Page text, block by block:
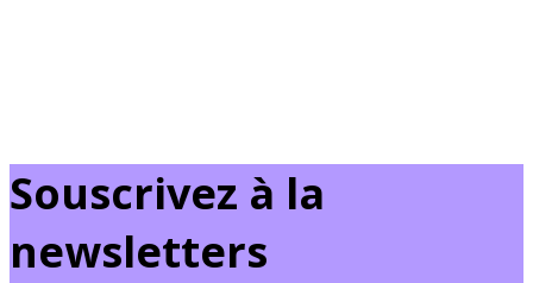
Souscrivez à la
newsletters